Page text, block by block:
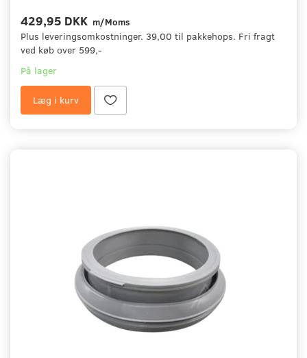
429,95 DKK m/Moms
Plus leveringsomkostninger. 39,00 til pakkehops. Fri fragt
ved køb over 599,-
På lager
Læg i kurv